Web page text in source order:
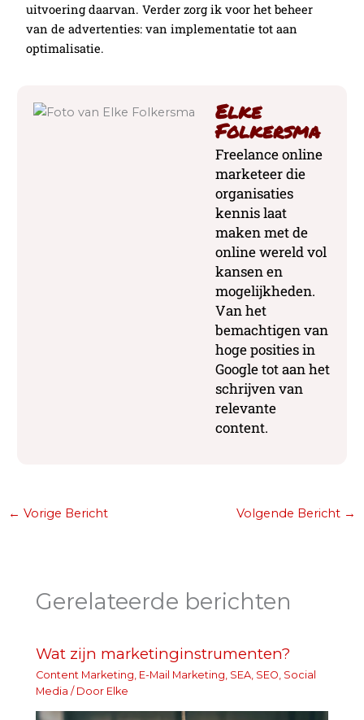
uitvoering daarvan. Verder zorg ik voor het beheer
van de advertenties: van implementatie tot aan
optimalisatie.
Elke
Folkersma
Freelance online
marketeer die
organisaties
kennis laat
maken met de
online wereld vol
kansen en
mogelijkheden.
Van het
bemachtigen van
hoge posities in
Google tot aan het
schrijven van
relevante
content.
← Vorige Bericht Volgende Bericht →
Gerelateerde berichten
Wat zijn marketinginstrumenten?
Content Marketing E-Mail Marketing SEA SEO Social
Media / Door Elke